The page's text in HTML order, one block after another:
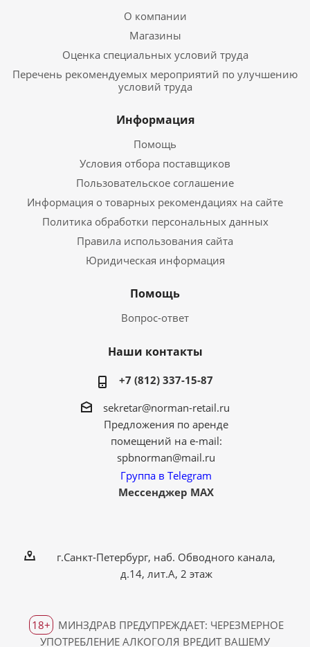
О компании
Магазины
Оценка специальных условий труда
Перечень рекомендуемых мероприятий по улучшению
условий труда
Информация
Помощь
Условия отбора поставщиков
Пользовательское соглашение
Информация о товарных рекомендациях на сайте
Политика обработки персональных данных
Правила использования сайта
Юридическая информация
Помощь
Вопрос-ответ
Наши контакты
+7 (812) 337-15-87
sekretar@norman-retail.ru
Предложения по аренде
помещений на e-mail:
spbnorman@mail.ru
Группа в Telegram
Мессенджер MAX
г.Санкт-Петербург, наб. Обводного канала,
д.14, лит.А, 2 этаж
18+
МИНЗДРАВ ПРЕДУПРЕЖДАЕТ: ЧЕРЕЗМЕРНОЕ
УПОТРЕБЛЕНИЕ АЛКОГОЛЯ ВРЕДИТ ВАШЕМУ